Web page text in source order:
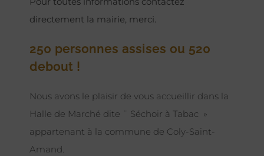
directement la mairie, merci.
250 personnes assises ou 520
debout !
Nous avons le plaisir de vous accueillir dans la
Halle de Marché dite ¨ Séchoir à Tabac »
appartenant à la commune de Coly-Saint-
Amand.